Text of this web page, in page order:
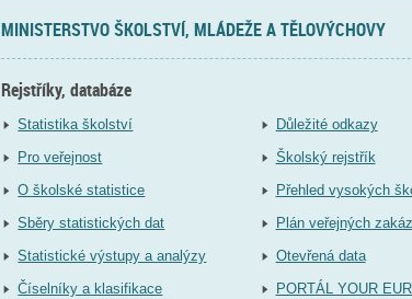
MINISTERSTVO ŠKOLSTVÍ, MLÁDEŽE A TĚLOVÝCHOVY
Rejstříky, databáze
Statistika školství
Pro veřejnost
O školské statistice
Sběry statistických dat
Statistické výstupy a analýzy
Číselníky a klasifikace
Důležité odkazy
Školský rejstřík
Přehled vysokých
Plán veřejných
Otevřená data
PORTÁL YOUR